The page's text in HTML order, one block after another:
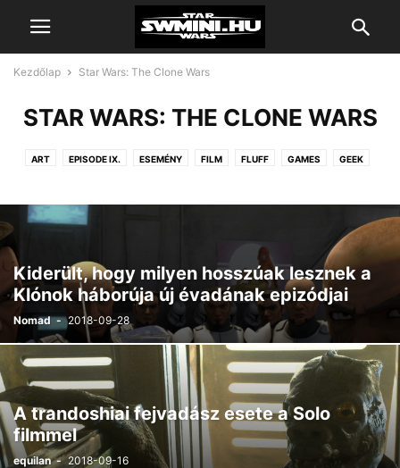
Kezdőlap Star Wars: The Clone Wars
STAR WARS: THE CLONE WARS
ART EPISODE IX. ESEMÉNY FILM FLUFF GAMES GEEK
STAR WARS STAR WARS STAR WARS: THE CLONE WARS SZÓBESZÉD
Kiderült, hogy milyen hosszúak lesznek a
Klónok háborúja új évadának epizódjai
Nomad - 2018-09-28
A trandoshiai fejvadász esete a Solo
filmmel
equilan - 2018-09-16